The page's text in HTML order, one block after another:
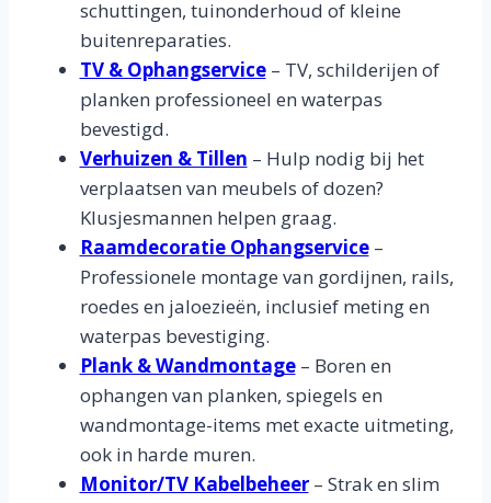
schuttingen, tuinonderhoud of kleine
buitenreparaties.
TV & Ophangservice– TV, schilderijen of
planken professioneel en waterpas
bevestigd.
Verhuizen & Tillen – Hulp nodig bij het
verplaatsen van meubels of dozen?
Klusjesmannen helpen graag.
Raamdecoratie Ophangservice –
Professionele montage van gordijnen, rails,
roedes en jaloezieën, inclusief meting en
waterpas bevestiging.
Plank & Wandmontage – Boren en
ophangen van planken, spiegels en
wandmontage-items met exacte uitmeting,
ook in harde muren.
Monitor/TV Kabelbeheer– Strak en slim